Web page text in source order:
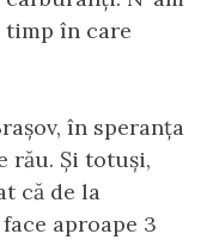
timp în care
în speranța
rău. Și totuși,
că de la
aproape 3